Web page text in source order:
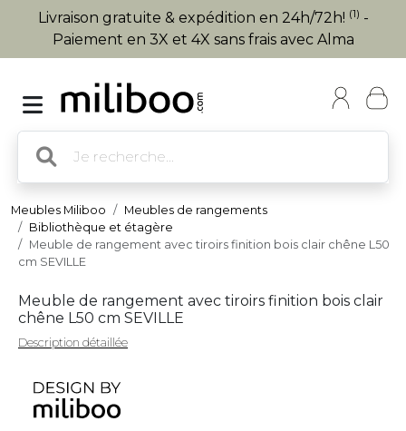
Livraison gratuite & expédition en 24h/72h! (1) -
Paiement en 3X et 4X sans frais avec Alma
Meubles Miliboo
Meubles de rangements
Bibliothèque et étagère
Meuble de rangement avec tiroirs finition bois clair chêne L50
cm SEVILLE
Meuble de rangement avec tiroirs finition bois clair
chêne L50 cm SEVILLE
Description détaillée